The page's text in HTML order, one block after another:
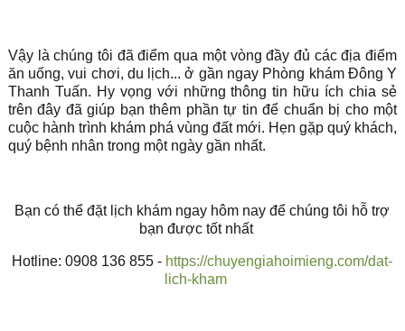
Vậy là chúng tôi đã điểm qua một vòng đầy đủ các địa điểm
ăn uống, vui chơi, du lịch... ở gần ngay Phòng khám Đông Y
Thanh Tuấn. Hy vọng với những thông tin hữu ích chia sẻ
trên đây đã giúp bạn thêm phần tự tin để chuẩn bị cho một
cuộc hành trình khám phá vùng đất mới. Hẹn gặp quý khách,
quý bệnh nhân trong một ngày gần nhất.
Bạn có thể đặt lịch khám ngay hôm nay để chúng tôi hỗ trợ
bạn được tốt nhất
Hotline: 0908 136 855 - https://chuyengiahoimieng.com/dat-
lich-kham